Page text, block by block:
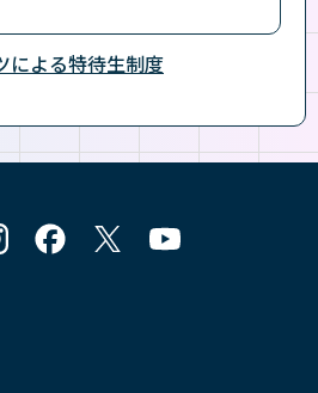
による特待生制度